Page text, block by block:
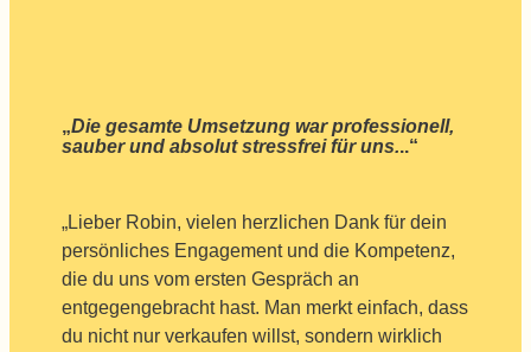
„Die gesamte Umsetzung war professionell,
sauber und absolut stressfrei für uns...“
„Lieber Robin, vielen herzlichen Dank für dein
persönliches Engagement und die Kompetenz,
die du uns vom ersten Gespräch an
entgegengebracht hast. Man merkt einfach, dass
du nicht nur verkaufen willst, sondern wirklich